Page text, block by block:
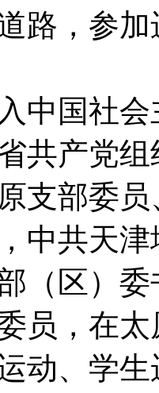
路，参
中国社
共产党
支部委
中共天
（区）
员，在
动、学